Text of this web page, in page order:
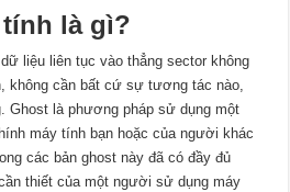
là gì?
liệu liên tục vào thẳng sector không
không cần bất cứ sự tương tác nào,
Ghost là phương pháp sử dụng một
máy tính bạn hoặc của người khác
các bản ghost này đã có đầy đủ
thiết của một người sử dụng máy